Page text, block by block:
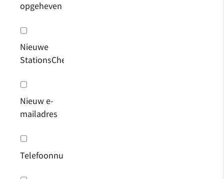
opgeheven
Nieuwe
StationsChef
Nieuw e-
mailadres
Telefoonnummer